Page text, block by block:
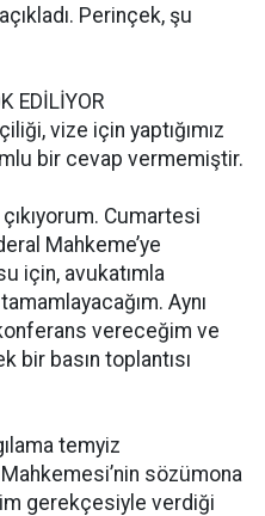
Perinçek, şu
EDİLİYOR
vize için yaptığımız
bir cevap vermemiştir.
çıkıyorum. Cumartesi
Mahkeme’ye
için, avukatımla
Aynı
vereceğim ve
bir basın toplantısı
temyiz
sözümona
gerekçesiyle verdiği